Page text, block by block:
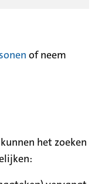
of neem
het zoeken